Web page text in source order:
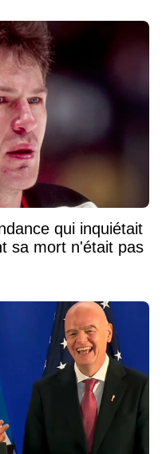
qui inquiétait
sa mort n'était pas